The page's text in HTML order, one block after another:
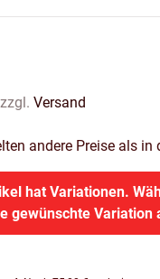
Versand
andere Preise als in
hat Variationen.
gewünschte Variation